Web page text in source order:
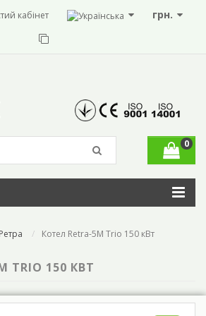
грн.
кабінет
0
Ретра Котел Retra-5М Trio 150 кВт
TRIO 150 КВТ